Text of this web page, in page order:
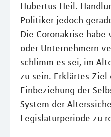
Hubertus Heil.
Politiker jedoch
Die Coronakrise
oder Unternehmern
schlimm es sei, im
zu sein. Erklärtes Ziel
Einbeziehung der
System der
Legislaturperiode zu